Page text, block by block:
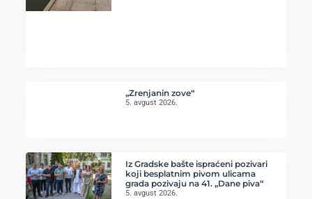
„Zrenjanin zove“
5. avgust 2026.
Iz Gradske bašte ispraćeni pozivari
koji besplatnim pivom ulicama
grada pozivaju na 41. „Dane piva“
5. avgust 2026.